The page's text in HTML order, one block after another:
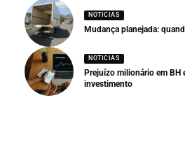
NOTICIAS
Mudança planejada:
NOTICIAS
Prejuízo milionário em BH
investimento